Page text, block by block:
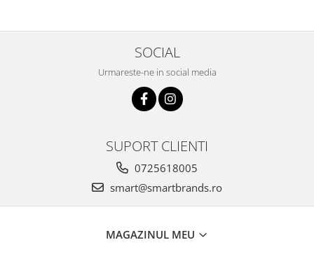
SOCIAL
Urmareste-ne in social media
SUPORT CLIENTI
0725618005
smart@smartbrands.ro
MAGAZINUL MEU